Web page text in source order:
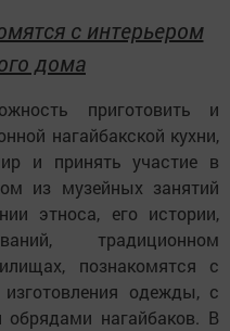
с интерьером
дома
приготовить и
нагайбакской кухни,
и принять участие в
из музейных занятий
этноса, его истории,
традиционном
познакомятся с
одежды, с
нагайбаков. В